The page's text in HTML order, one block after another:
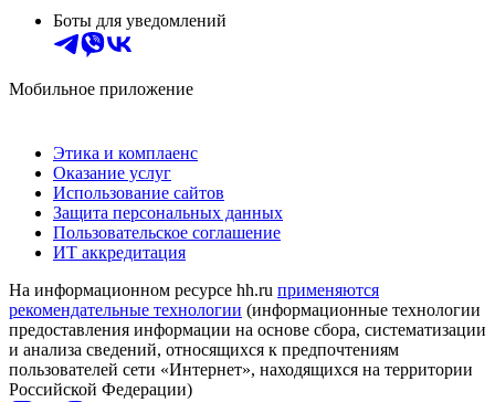
Боты для уведомлений
Мобильное приложение
Этика и комплаенс
Оказание услуг
Использование сайтов
Защита персональных данных
Пользовательское соглашение
ИТ аккредитация
На информационном ресурсе hh.ru применяются
рекомендательные технологии (информационные технологии
предоставления информации на основе сбора, систематизации
и анализа сведений, относящихся к предпочтениям
пользователей сети «Интернет», находящихся на территории
Российской Федерации)